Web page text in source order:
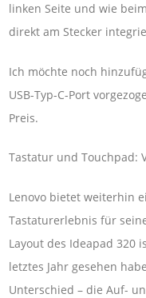
linken Seite und wie
direkt am Stecker
Ich möchte noch
USB-Typ-C-Port
Preis.
Tastatur und Touchpad:
Lenovo bietet weiterhin
Tastaturerlebnis für
Layout des Ideapad 320
letztes Jahr gesehen
Unterschied – die Auf-